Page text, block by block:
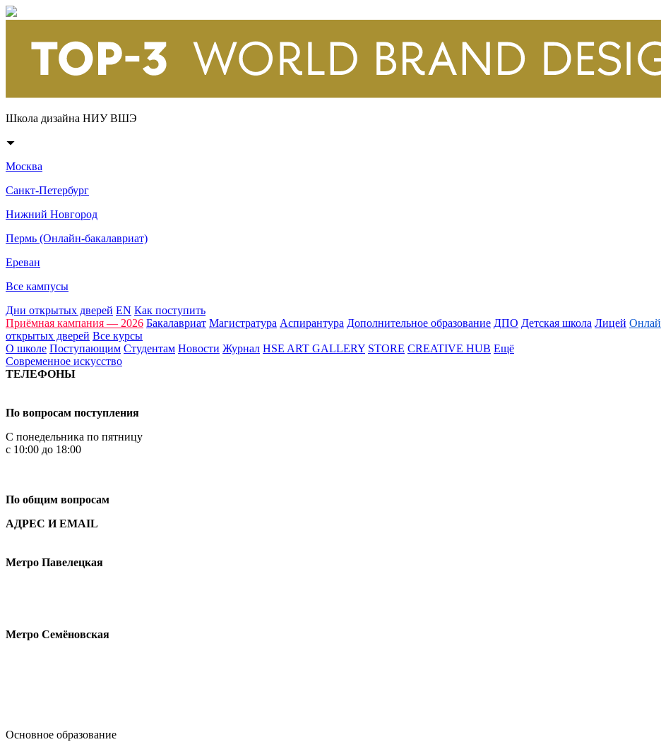
Школа дизайна НИУ ВШЭ
Москва
Санкт-Петербург
Нижний Новгород
Пермь (Онлайн-бакалавриат)
Ереван
Все кампусы
Дни открытых дверей EN Как поступить
Приёмная кампания — 2026 Бакалавриат Магистратура Аспирантура Дополнительное образование ДПО Детская школа Лицей
открытых дверей Все курсы
О школе Поступающим Студентам Новости Журнал HSE ART GALLERY STORE CREATIVE HUB Ещё
Современное искусство
ТЕЛЕФОНЫ
По вопросам поступления
С понедельника по пятницу
с 10:00 до 18:00
По общим вопросам
АДРЕС И EMAIL
Метро Павелецкая
Метро Семёновская
Основное образование